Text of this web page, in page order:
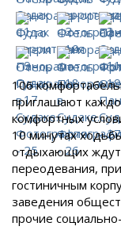
106
приглашают
комфортных
10 минутах
отдыхающих ждут
переодевания,
гостиничным
заведения
прочие